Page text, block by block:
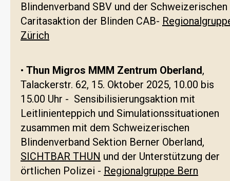
Blindenverband SBV und der Schweizerischen
Caritasaktion der Blinden CAB-
Zürich
• Thun Migros MMM Zentrum Oberland,
Talackerstr. 62, 15. Oktober 2025, 10.00 bis
15.00 Uhr - Sensibilisierungsaktion mit
Leitlinienteppich und Simulationssituationen
zusammen mit dem Schweizerischen
Blindenverband Sektion Berner Oberland,
SICHTBAR THUN und der Unterstützung der
örtlichen Polizei - Regionalgruppe Bern